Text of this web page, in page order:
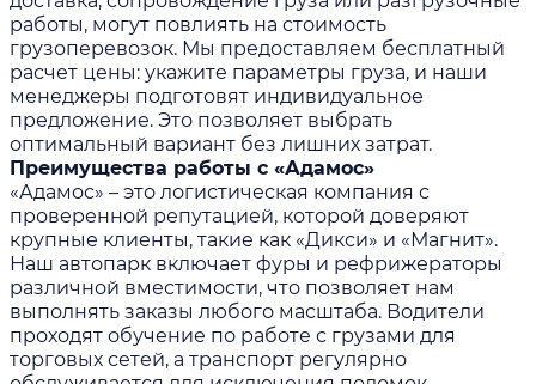
работы, могут повлиять на стоимость
грузоперевозок. Мы предоставляем бесплатный
расчет цены: укажите параметры груза, и наши
менеджеры подготовят индивидуальное
предложение. Это позволяет выбрать
оптимальный вариант без лишних затрат.
Преимущества работы с «Адамос»
«Адамос» – это логистическая компания с
проверенной репутацией, которой доверяют
крупные клиенты, такие как «Дикси» и «Магнит».
Наш автопарк включает фуры и рефрижераторы
различной вместимости, что позволяет нам
выполнять заказы любого масштаба. Водители
проходят обучение по работе с грузами для
торговых сетей, а транспорт регулярно